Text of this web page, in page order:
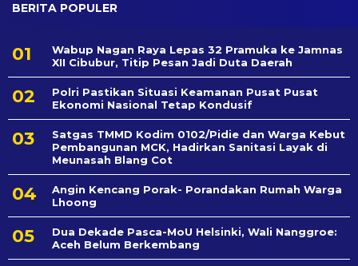
BERITA POPULER
Wabup Nagan Raya Lepas 32 Pramuka ke Jamnas
XII Cibubur, Titip Pesan Jadi Duta Daerah
Polri Pastikan Situasi Keamanan Pusat Pusat
Ekonomi Nasional Tetap Kondusif
Satgas TMMD Kodim 0102/Pidie dan Warga Kebut
Pembangunan MCK, Hadirkan Sanitasi Layak di
Meunasah Blang Cot
Angin Kencang Porak- Porandakan Rumah Warga
Lhoong
Dua Dekade Pasca-MoU Helsinki, Wali Nanggroe:
Aceh Belum Berkembang